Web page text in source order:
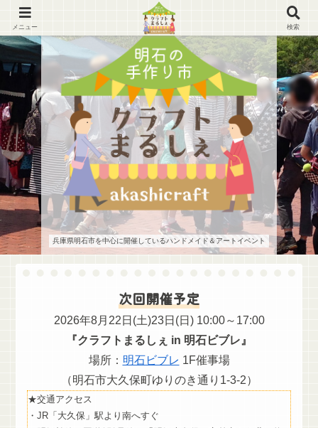
兵庫県明石市を中心に開催しているハンドメイド＆アートイベント
次回開催予定
2026年8月22日(土)23日(日) 10:00～17:00
『クラフトまるしぇ in 明石ビブレ』
場所： 明石ビブレ 1F催事場
（明石市大久保町ゆりのき通り1-3-2）
★交通アクセス
・JR「大久保」駅より南へすぐ
メニュー 検索